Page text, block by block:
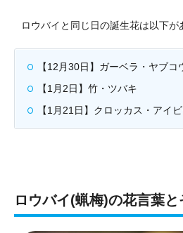
ロウバイと同じ日の誕生花は以下が
【12月30日】ガーベラ・ヤブ
【1月2日】竹・ツバキ
【1月21日】クロッカス・アイ
ロウバイ(蝋梅)の花言葉と